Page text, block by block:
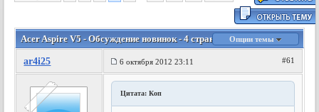
Acer Aspire V5 - Обсуждение новинок - 4 страницаОпции темы
ar4i25 6 октября 2012 23:11 #61
Цитата: Коп